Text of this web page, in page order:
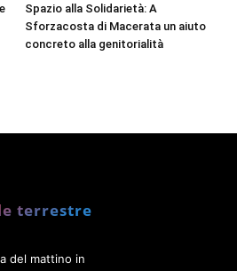
Spazio alla Solidarietà: A
Sforzacosta di Macerata un aiuto
concreto alla genitorialità
terrestre
del mattino in